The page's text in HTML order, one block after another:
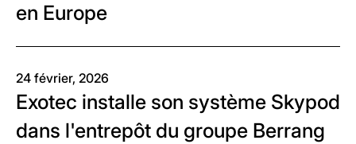
en Europe
24 février, 2026
Exotec installe son système Skypod
dans l'entrepôt du groupe Berrang